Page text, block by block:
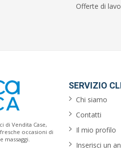
Offerte di
di Vendita Case,
occasioni di
massaggi.
SERVIZIO
Chi siamo
Contatti
Il mio profilo
Inserisci un